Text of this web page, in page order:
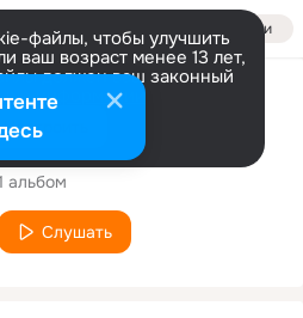
Войти
файлы, чтобы улучшить
ваш возраст менее 13 лет,
должен ваш законный
информации
Настроить
альбом
Слушать